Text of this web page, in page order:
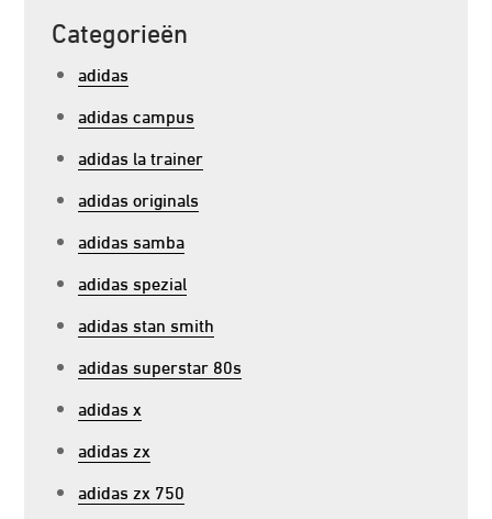
Categorieën
adidas
adidas campus
adidas la trainer
adidas originals
adidas samba
adidas spezial
adidas stan smith
adidas superstar 80s
adidas x
adidas zx
adidas zx 750